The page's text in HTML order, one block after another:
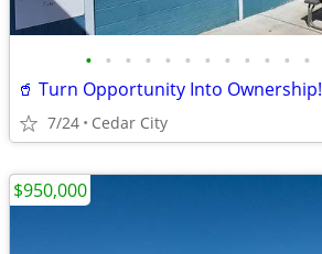
• • • • • • • • • • • •
🥤 Turn Opportunity Into Ownership!
7/24 Cedar City
$950,000